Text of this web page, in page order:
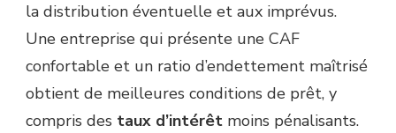
la distribution éventuelle et aux imprévus.
Une entreprise qui présente une CAF
confortable et un ratio d’endettement maîtrisé
obtient de meilleures conditions de prêt, y
compris des taux d’intérêt moins pénalisants.